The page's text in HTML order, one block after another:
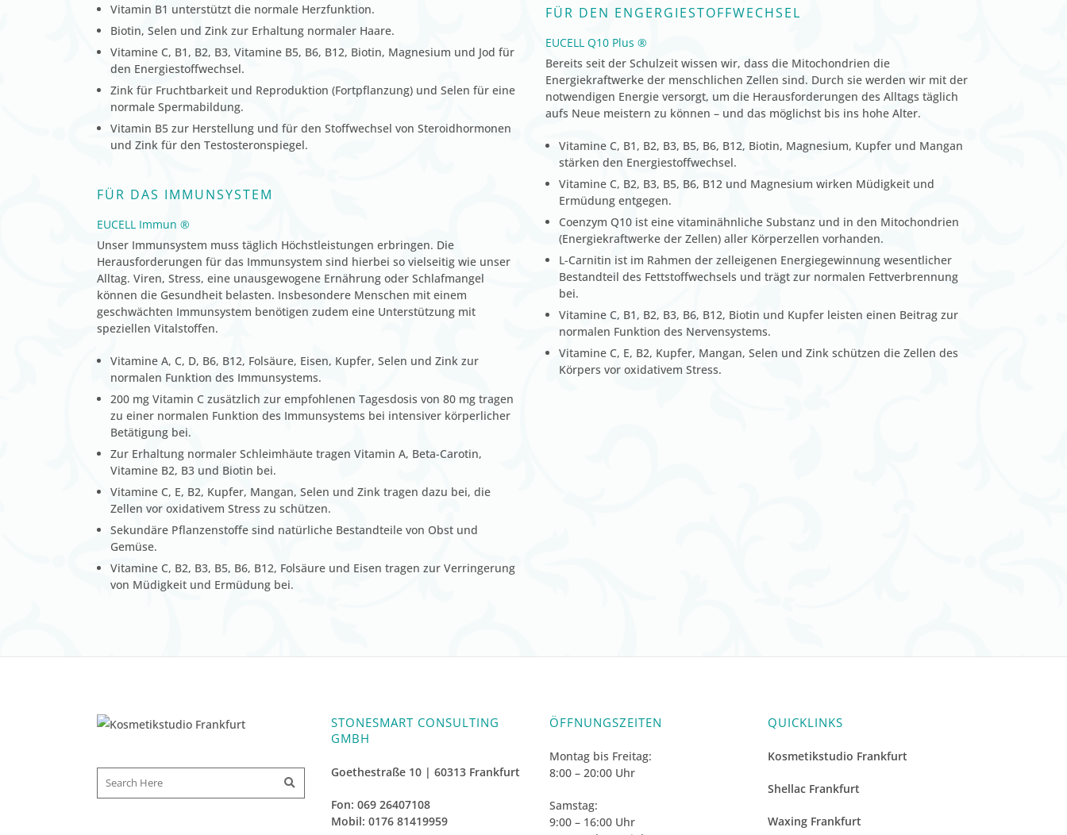
Vitamin B1 unterstützt die normale Herzfunktion.
Biotin, Selen und Zink zur Erhaltung normaler Haare.
Vitamine C, B1, B2, B3, Vitamine B5, B6, B12, Biotin, Magnesium und Jod für
den Energiestoffwechsel.
Zink für Fruchtbarkeit und Reproduktion (Fortpflanzung) und Selen für eine
normale Spermabildung.
Vitamin B5 zur Herstellung und für den Stoffwechsel von Steroidhormonen
und Zink für den Testosteronspiegel.
FÜR DAS IMMUNSYSTEM
EUCELL Immun ®
Unser Immunsystem muss täglich Höchstleistungen erbringen. Die
Herausforderungen für das Immunsystem sind hierbei so vielseitig wie unser
Alltag. Viren, Stress, eine unausgewogene Ernährung oder Schlafmangel
können die Gesundheit belasten. Insbesondere Menschen mit einem
geschwächten Immunsystem benötigen zudem eine Unterstützung mit
speziellen Vitalstoffen.
Vitamine A, C, D, B6, B12, Folsäure, Eisen, Kupfer, Selen und Zink zur
normalen Funktion des Immunsystems.
200 mg Vitamin C zusätzlich zur empfohlenen Tagesdosis von 80 mg tragen
zu einer normalen Funktion des Immunsystems bei intensiver körperlicher
Betätigung bei.
Zur Erhaltung normaler Schleimhäute tragen Vitamin A, Beta-Carotin,
Vitamine B2, B3 und Biotin bei.
Vitamine C, E, B2, Kupfer, Mangan, Selen und Zink tragen dazu bei, die
Zellen vor oxidativem Stress zu schützen.
Sekundäre Pflanzenstoffe sind natürliche Bestandteile von Obst und
Gemüse.
Vitamine C, B2, B3, B5, B6, B12, Folsäure und Eisen tragen zur Verringerung
von Müdigkeit und Ermüdung bei.
FÜR DEN ENGERGIESTOFFWECHSEL
EUCELL Q10 Plus ®
Bereits seit der Schulzeit wissen wir, dass die Mitochondrien die
Energiekraftwerke der menschlichen Zellen sind. Durch sie werden wir mit der
notwendigen Energie versorgt, um die Herausforderungen des Alltags täglich
aufs Neue meistern zu können – und das möglichst bis ins hohe Alter.
Vitamine C, B1, B2, B3, B5, B6, B12, Biotin, Magnesium, Kupfer und Mangan
stärken den Energiestoffwechsel.
Vitamine C, B2, B3, B5, B6, B12 und Magnesium wirken Müdigkeit und
Ermüdung entgegen.
Coenzym Q10 ist eine vitaminähnliche Substanz und in den Mitochondrien
(Energiekraftwerke der Zellen) aller Körperzellen vorhanden.
L-Carnitin ist im Rahmen der zelleigenen Energiegewinnung wesentlicher
Bestandteil des Fettstoffwechsels und trägt zur normalen Fettverbrennung
bei.
Vitamine C, B1, B2, B3, B6, B12, Biotin und Kupfer leisten einen Beitrag zur
normalen Funktion des Nervensystems.
Vitamine C, E, B2, Kupfer, Mangan, Selen und Zink schützen die Zellen des
Körpers vor oxidativem Stress.
STONESMART CONSULTING
GMBH
Goethestraße 10 | 60313 Frankfurt
Fon: 069 26407108
Mobil: 0176 81419959
ÖFFNUNGSZEITEN
Montag bis Freitag:
8:00 – 20:00 Uhr
Samstag:
9:00 – 16:00 Uhr
QUICKLINKS
Kosmetikstudio Frankfurt
Shellac Frankfurt
Waxing Frankfurt